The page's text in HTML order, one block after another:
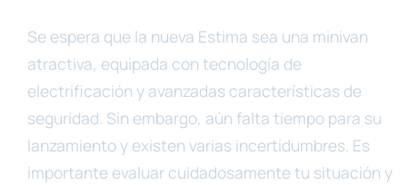
Se espera que la nueva Estima sea una minivan
atractiva, equipada con tecnología de
electrificación y avanzadas características de
seguridad. Sin embargo, aún falta tiempo para su
lanzamiento y existen varias incertidumbres. Es
importante evaluar cuidadosamente tu situación y